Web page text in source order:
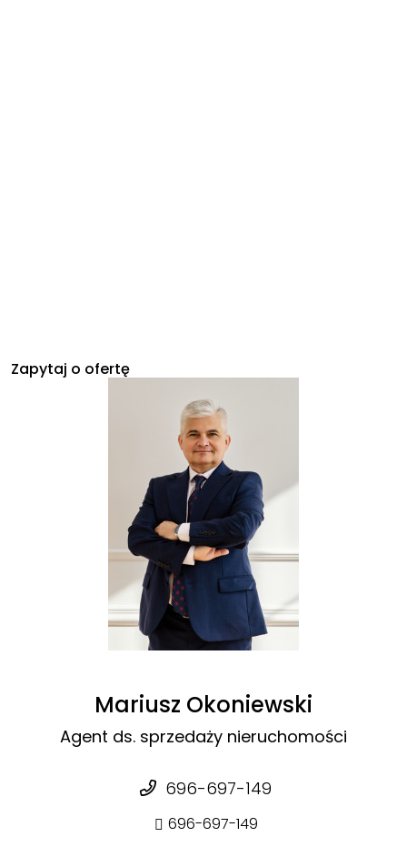
Zapytaj o ofertę
Mariusz Okoniewski
Agent ds. sprzedaży nieruchomości
696-697-149
696-697-149